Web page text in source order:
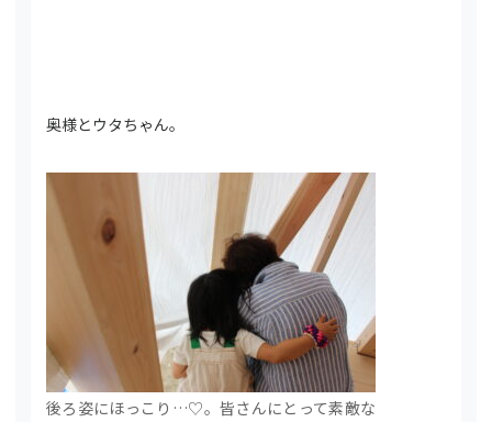
奥様とウタちゃん。
後ろ姿にほっこり…♡。皆さんにとって素敵な